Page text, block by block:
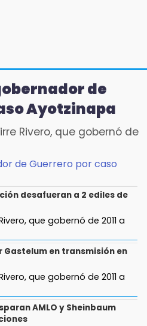
de
Ayotzinapa
Rivero, que gobernó de
desafueran a 2 ediles de
que gobernó de 2011 a
en transmisión en
que gobernó de 2011 a
AMLO y Sheinbaum